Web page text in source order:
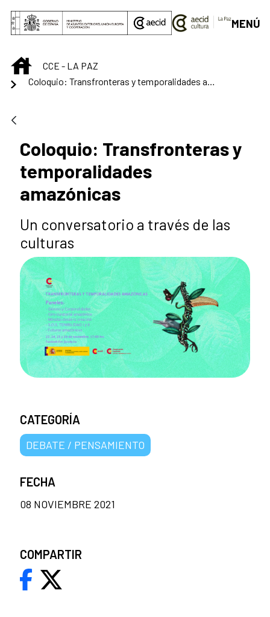
Saltar al contenido principal
MENÚ
INICIOCCE - LA PAZ
Coloquio: Transfronteras y temporalidades amazónicas
Coloquio: Transfronteras y
temporalidades
amazónicas
Un conversatorio a través de las
culturas
CATEGORÍA
DEBATE / PENSAMIENTO
FECHA
08 NOVIEMBRE 2021
COMPARTIR